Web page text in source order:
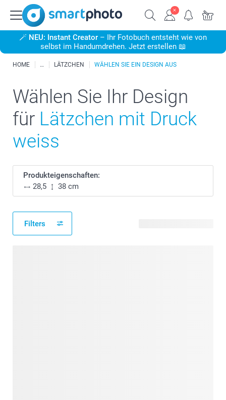
🪄 NEU: Instant Creator – Ihr Fotobuch entsteht wie von
selbst im Handumdrehen. Jetzt erstellen 📖
HOME LÄTZCHEN WÄHLEN SIE EIN DESIGN AUS
Wählen Sie Ihr Design
für Lätzchen mit Druck
weiss
Produkteigenschaften:
28,5
38 cm
Filters